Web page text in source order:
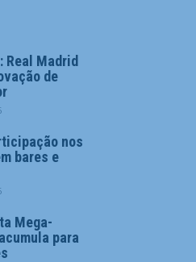
Real Madrid
de
nos
bares e
Mega-
para